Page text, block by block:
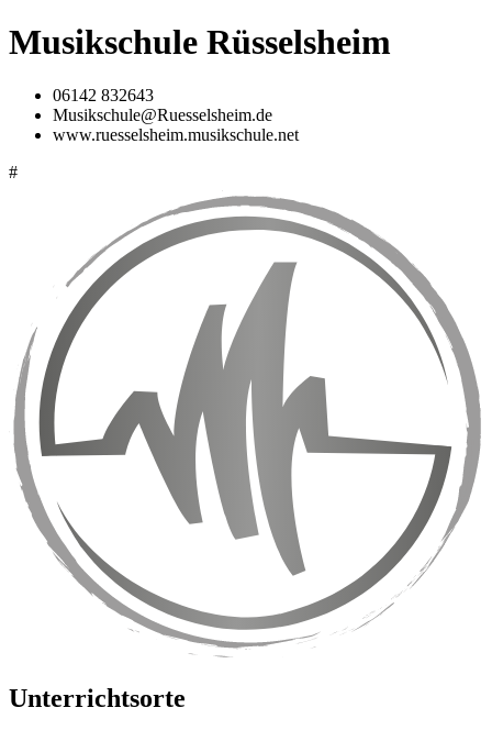
Musikschule Rüsselsheim
06142 832643
Musikschule@Ruesselsheim.de
www.ruesselsheim.musikschule.net
#
Unterrichtsorte